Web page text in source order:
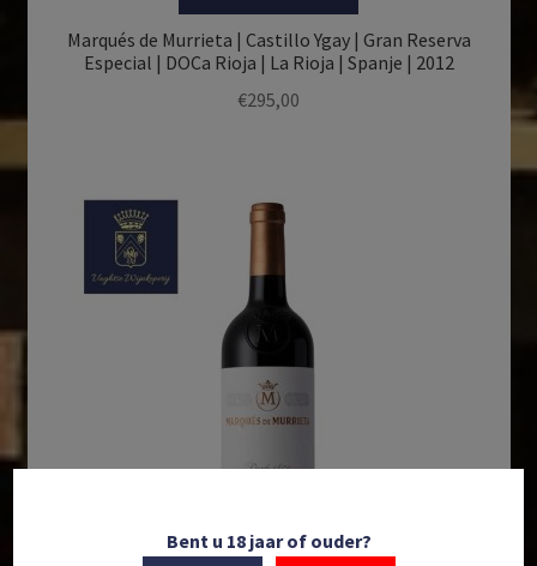
Marqués de Murrieta | Castillo Ygay | Gran Reserva
Especial | DOCa Rioja | La Rioja | Spanje | 2012
€295,00
Bent u 18 jaar of ouder?